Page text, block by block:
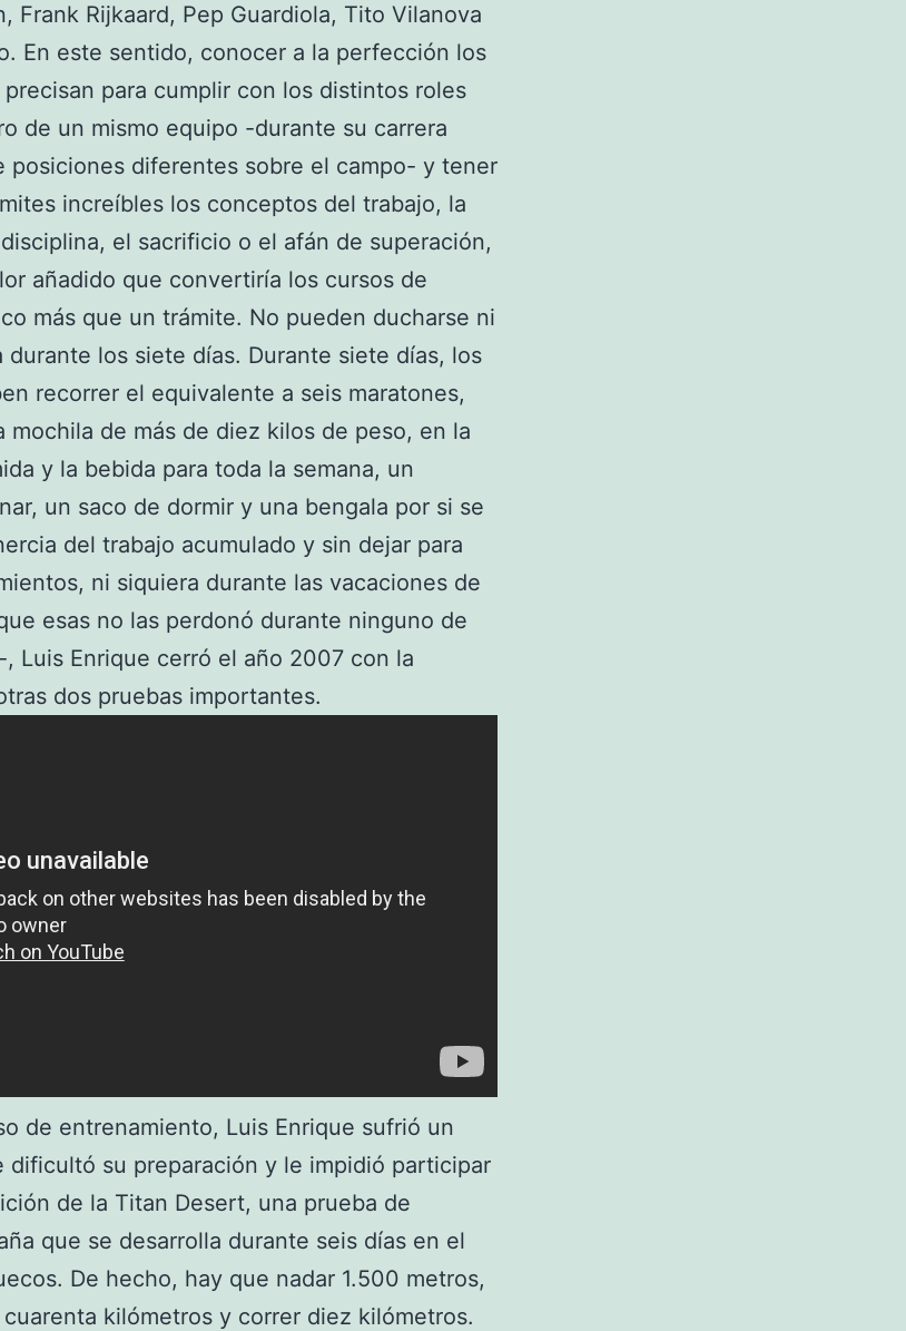
Frank Rijkaard, Pep Guardiola, Tito Vilanova
En este sentido, conocer a la perfección los
para cumplir con los distintos roles
de un mismo equipo -durante su carrera
posiciones diferentes sobre el campo- y tener
increíbles los conceptos del trabajo, la
el sacrificio o el afán de superación,
añadido que convertiría los cursos de
más que un trámite. No pueden ducharse ni
durante los siete días. Durante siete días, los
recorrer el equivalente a seis maratones,
mochila de más de diez kilos de peso, en la
y la bebida para toda la semana, un
un saco de dormir y una bengala por si se
del trabajo acumulado y sin dejar para
ni siquiera durante las vacaciones de
esas no las perdonó durante ninguno de
Luis Enrique cerró el año 2007 con la
dos pruebas importantes.
de entrenamiento, Luis Enrique sufrió un
dificultó su preparación y le impidió participar
de la Titan Desert, una prueba de
que se desarrolla durante seis días en el
De hecho, hay que nadar 1.500 metros,
kilómetros y correr diez kilómetros.